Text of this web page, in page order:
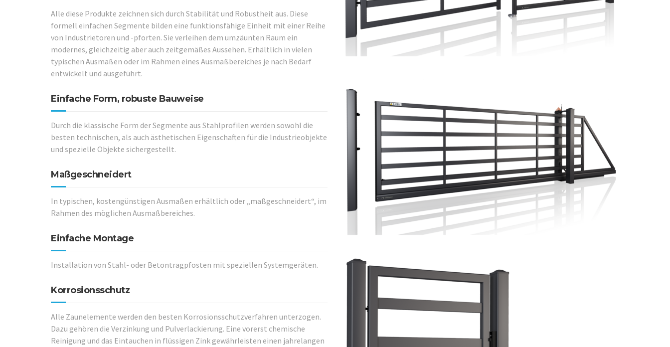
Alle diese Produkte zeichnen sich durch Stabilität und Robustheit aus. Diese
formell einfachen Segmente bilden eine funktionsfähige Einheit mit einer Reihe
von Industrietoren und -pforten. Sie verleihen dem umzäunten Raum ein
modernes, gleichzeitig aber auch zeitgemäßes Aussehen. Erhältlich in vielen
typischen Ausmaßen oder im Rahmen eines Ausmaßbereiches je nach Bedarf
entwickelt und ausgeführt.
Einfache Form, robuste Bauweise
Durch die klassische Form der Segmente aus Stahlprofilen werden sowohl die
besten technischen, als auch ästhetischen Eigenschaften für die Industrieobjekte
und spezielle Objekte sichergestellt.
Maßgeschneidert
In typischen, kostengünstigen Ausmaßen erhältlich oder „maßgeschneidert“, im
Rahmen des möglichen Ausmaßbereiches.
Einfache Montage
Installation von Stahl- oder Betontragpfosten mit speziellen Systemgeräten.
Korrosionsschutz
Alle Zaunelemente werden den besten Korrosionsschutzverfahren unterzogen.
Dazu gehören die Verzinkung und Pulverlackierung. Eine vorerst chemische
Reinigung und das Eintauchen in flüssigen Zink gewährleisten einen jahrelangen